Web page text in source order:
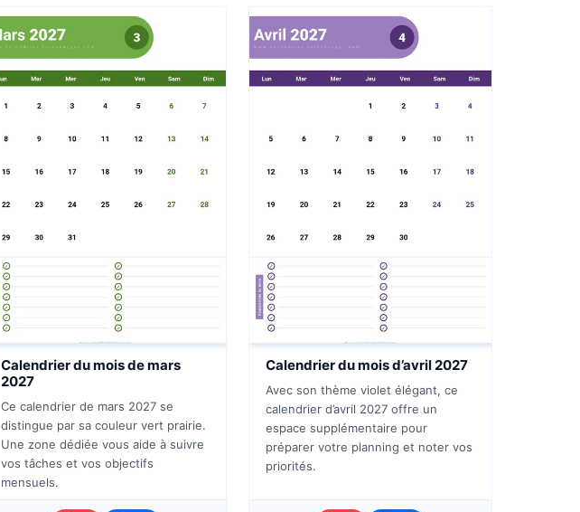
Calendrier du mois de mars
2027
Ce calendrier de mars 2027 se
distingue par sa couleur vert prairie.
Une zone dédiée vous aide à suivre
vos tâches et vos objectifs
mensuels.
Calendrier du mois d’avril 2027
Avec son thème violet élégant, ce
calendrier d’avril 2027 offre un
espace supplémentaire pour
préparer votre planning et noter vos
priorités.